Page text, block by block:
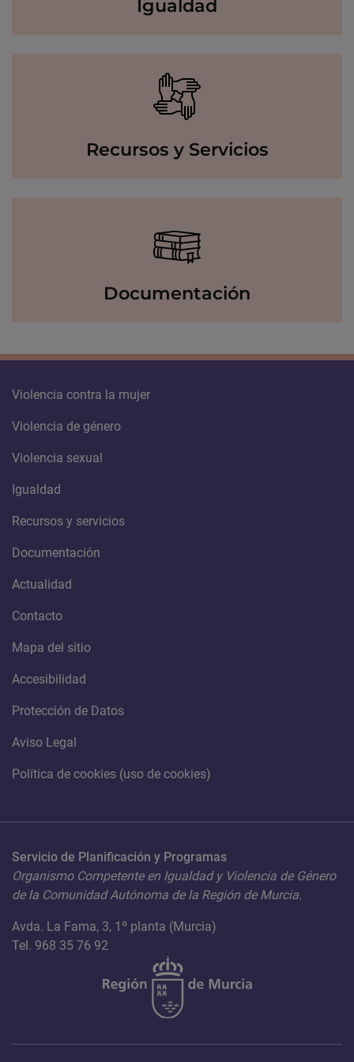
Igualdad
Recursos y Servicios
Documentación
Violencia contra la mujer
Violencia de género
Violencia sexual
Igualdad
Recursos y servicios
Documentación
Actualidad
Contacto
Mapa del sitio
Accesibilidad
Protección de Datos
Aviso Legal
Política de cookies (uso de cookies)
Servicio de Planificación y Programas
Organismo Competente en Igualdad y Violencia de Género
de la Comunidad Autónoma de la Región de Murcia.
Avda. La Fama, 3, 1º planta (Murcia)
Tel. 968 35 76 92